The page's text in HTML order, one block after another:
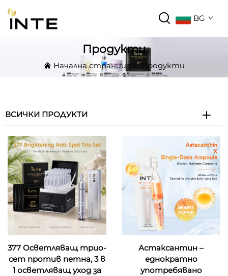
BG
Продукти
Начална страница > Продукти
ВСИЧКИ ПРОДУКТИ
377 Осветляващ трио-
сет против петна, 3 в
1 осветляващ уход за
Астаксантин –
еднократно
употребявано